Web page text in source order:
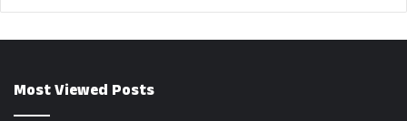
Most Viewed Posts